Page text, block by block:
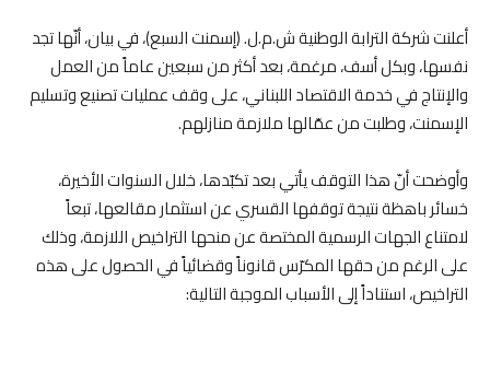
أعلنت شركة الترابة الوطنية ش.م.ل. (إسمنت السبع)، في بيان، أنّها تجد
نفسها، وبكل أسف، مرغمة، بعد أكثر من سبعين عاماً من العمل
والإنتاج في خدمة الاقتصاد اللبناني، على وقف عمليات تصنيع وتسليم
الإسمنت، وطلبت من عمّالها ملازمة منازلهم.
وأوضحت أنّ هذا التوقف يأتي بعد تكبّدها، خلال السنوات الأخيرة،
خسائر باهظة نتيجة توقفها القسري عن استثمار مقالعها، تبعاً
لامتناع الجهات الرسمية المختصة عن منحها التراخيص اللازمة، وذلك
على الرغم من حقها المكرّس قانوناً وقضائياً في الحصول على هذه
التراخيص، استناداً إلى الأسباب الموجبة التالية: